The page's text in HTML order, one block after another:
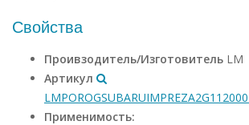
Свойства
Проивзодитель/Изготовитель LM
Артикул
Применимость: